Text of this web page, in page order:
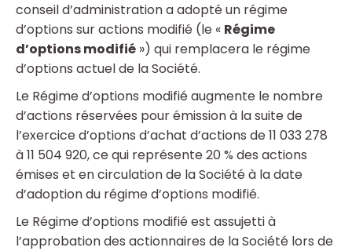
conseil d’administration a adopté un régime
d’options sur actions modifié (le « Régime
d’options modifié ») qui remplacera le régime
d’options actuel de la Société.
Le Régime d’options modifié augmente le nombre
d’actions réservées pour émission à la suite de
l’exercice d’options d’achat d’actions de 11 033 278
à 11 504 920, ce qui représente 20 % des actions
émises et en circulation de la Société à la date
d’adoption du régime d’options modifié.
Le Régime d’options modifié est assujetti à
l’approbation des actionnaires de la Société lors de